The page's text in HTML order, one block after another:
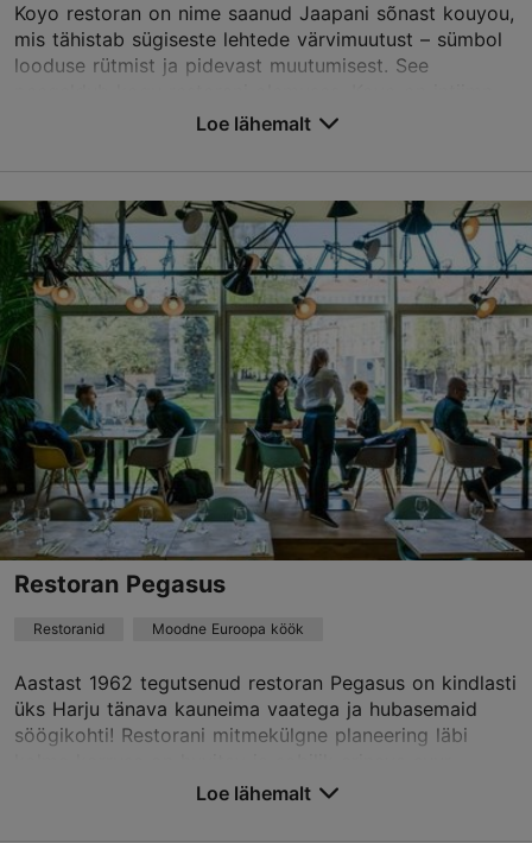
TripAdvisor Traveler hinnang
põhineb146 hinnangul
Koyo restoran on nime saanud Jaapani sõnast kouyou,
mis tähistab sügiseste lehtede värvimuutust – sümbol
looduse rütmist ja pidevast muutumisest. See
Rataskaevu tn 7, Tallinn
Vanalinn
01.01–31.12
T – L 18:00–22:30
Loe lähemalt
Restoranid, Jaapani
koyo@theburmanhotel.com
+372 618 8830
Best Restaurants
TripAdvisor Traveler hinnang
põhineb 3 hinnangul
Loe rohkem arvustusi TripAdvisorist
Loe lähemalt
Restoran Pegasus
Restoranid Moodne Euroopa köök
Aastast 1962 tegutsenud restoran Pegasus on kindlasti
üks Harju tänava kauneima vaatega ja hubasemaid
söögikohti! Restorani mitmekülgne planeering läbi
Loe lähemalt